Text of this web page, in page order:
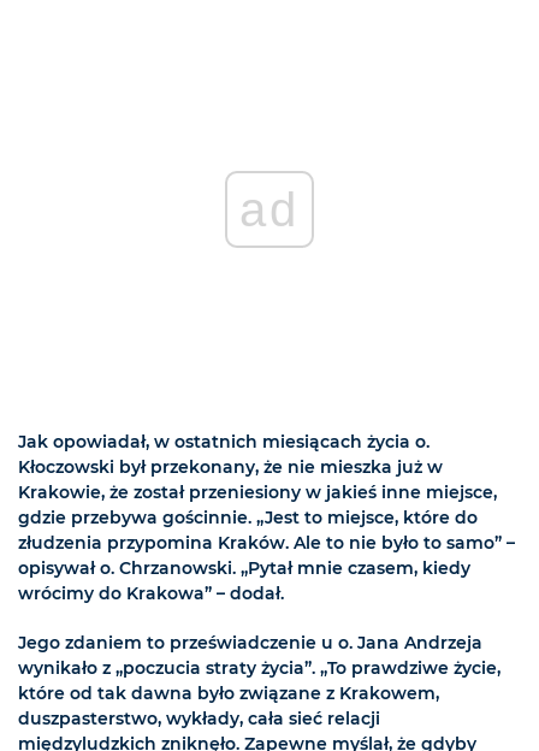
ad
Jak opowiadał, w ostatnich miesiącach życia o.
Kłoczowski był przekonany, że nie mieszka już w
Krakowie, że został przeniesiony w jakieś inne miejsce,
gdzie przebywa gościnnie. „Jest to miejsce, które do
złudzenia przypomina Kraków. Ale to nie było to samo” –
opisywał o. Chrzanowski. „Pytał mnie czasem, kiedy
wrócimy do Krakowa” – dodał.
Jego zdaniem to przeświadczenie u o. Jana Andrzeja
wynikało z „poczucia straty życia”. „To prawdziwe życie,
które od tak dawna było związane z Krakowem,
duszpasterstwo, wykłady, cała sieć relacji
międzyludzkich zniknęło. Zapewne myślał, że gdyby